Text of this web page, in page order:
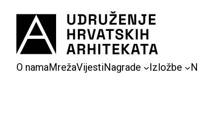
sadržaja
O namaMrežaVijestiNagrade Izložbe